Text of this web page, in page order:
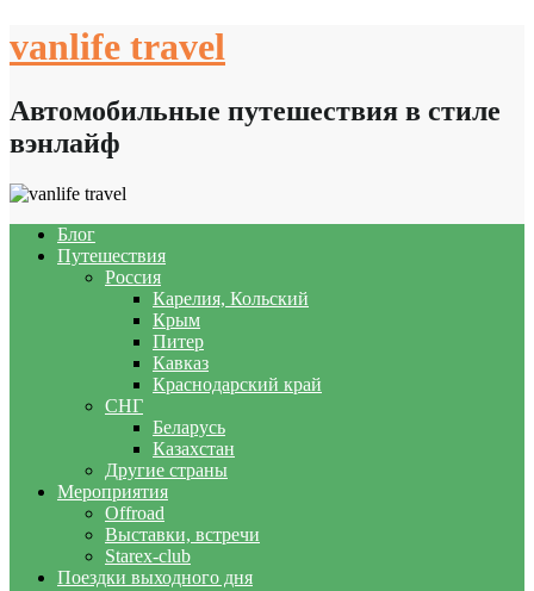
to
vanlife travel
Автомобильные путешествия в стиле
вэнлайф
Блог
Путешествия
Россия
Карелия, Кольский
Крым
Питер
Кавказ
Краснодарский край
СНГ
Беларусь
Казахстан
Другие страны
Мероприятия
Offroad
Выставки, встречи
Starex-club
Поездки выходного дня